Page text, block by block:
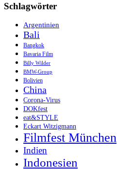
Schlagwörter
Argentinien
Bali
Bangkok
Bavaria Film
Billy Wilder
BMW-Group
Bolivien
China
Corona-Virus
DOKfest
eat&STYLE
Eckart Witzigmann
Filmfest München
Indien
Indonesien